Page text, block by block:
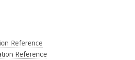
Reference
Reference